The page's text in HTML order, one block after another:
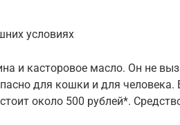
условиях
и касторовое масло. Он не
для кошки и для человека.
около 500 рублей*.